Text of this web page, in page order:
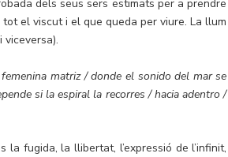
dels seus sers estimats per a prendre
el viscut i el que queda per viure. La llum
viceversa).
matriz / donde el sonido del mar se
si la espiral la recorres / hacia adentro /
fugida, la llibertat, l’expressió de l’infinit,